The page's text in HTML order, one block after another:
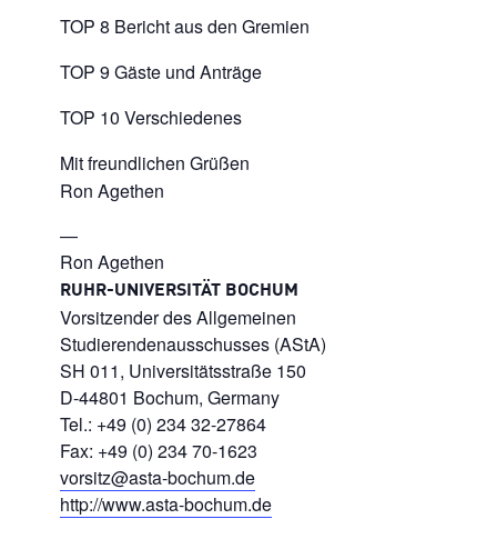
TOP 8 Bericht aus den Gremien
TOP 9 Gäste und Anträge
TOP 10 Verschiedenes
Mit freundlichen Grüßen
Ron Agethen
—
Ron Agethen
RUHR-UNIVERSITÄT BOCHUM
Vorsitzender des Allgemeinen
Studierendenausschusses (AStA)
SH 011, Universitätsstraße 150
D-44801 Bochum, Germany
Tel.: +49 (0) 234 32-27864
Fax: +49 (0) 234 70-1623
vorsitz@asta-bochum.de
http://www.asta-bochum.de